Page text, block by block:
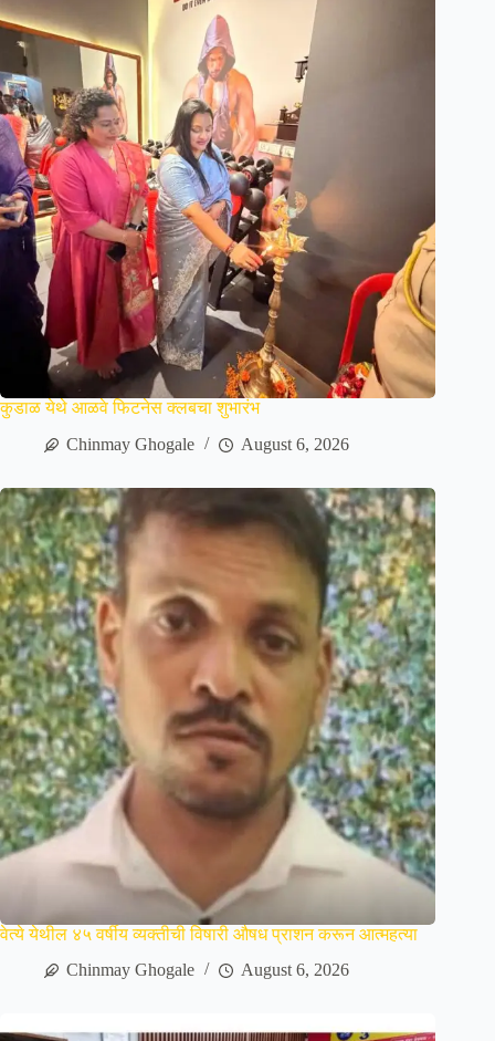
कुडाळ येथे आळवे फिटनेस क्लबचा शुभारंभ
Chinmay Ghogale
August 6, 2026
वेत्ये येथील ४५ वर्षीय व्यक्तीची विषारी औषध प्राशन करून आत्महत्या
Chinmay Ghogale
August 6, 2026